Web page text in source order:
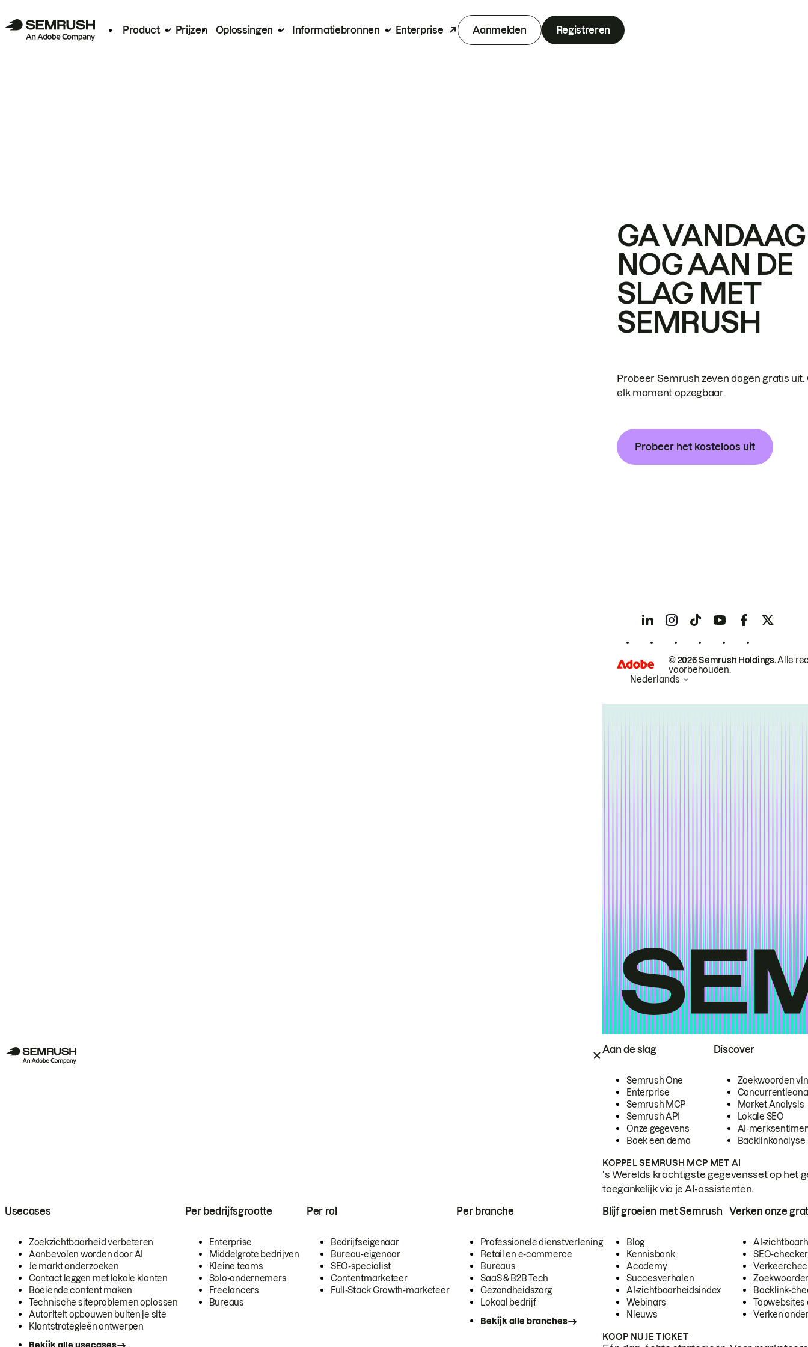
Product Prijzen Oplossingen Informatiebronnen Enterprise Aanmelden Registreren
Aan de slag
Semrush One
Enterprise
Semrush MCP
Semrush API
Onze gegevens
Boek een demo
Discover
Zoekwoorden
Market Analysis
Lokale SEO
AI-
Backlinkanalyse
KOPPEL SEMRUSH MCP MET AI
's Werelds krachtigste gegevensset op het
toegankelijk via je AI-assistenten.
Usecases
Zoekzichtbaarheid verbeteren
Aanbevolen worden door AI
Je markt onderzoeken
Contact leggen met lokale klanten
Boeiende content maken
Technische siteproblemen oplossen
Autoriteit opbouwen buiten je site
Klantstrategieën ontwerpen
Per bedrijfsgrootte
Enterprise
Middelgrote bedrijven
Kleine teams
Solo-ondernemers
Freelancers
Bureaus
Per rol
Bedrijfseigenaar
Bureau-eigenaar
SEO-specialist
Contentmarketeer
Full-Stack Growth-marketeer
Per branche
Professionele dienstverlening
Retail en e-commerce
Bureaus
SaaS & B2B Tech
Gezondheidszorg
Lokaal bedrijf
Bekijk alle branches
Blijf groeien met Semrush
Blog
Kennisbank
Academy
Succesverhalen
AI-zichtbaarheidsindex
Webinars
Nieuws
Verken onze
AI-
SEO-checker
Backlink-
Topwebsites
Verken
KOOP NU JE TICKET
GA VANDAAG
NOG AAN DE
SLAG MET
SEMRUSH
Probeer Semrush zeven dagen gratis uit.
elk moment opzegbaar.
Probeer het kosteloos uit
© 2026 Semrush Holdings.Alle
voorbehouden.
Nederlands